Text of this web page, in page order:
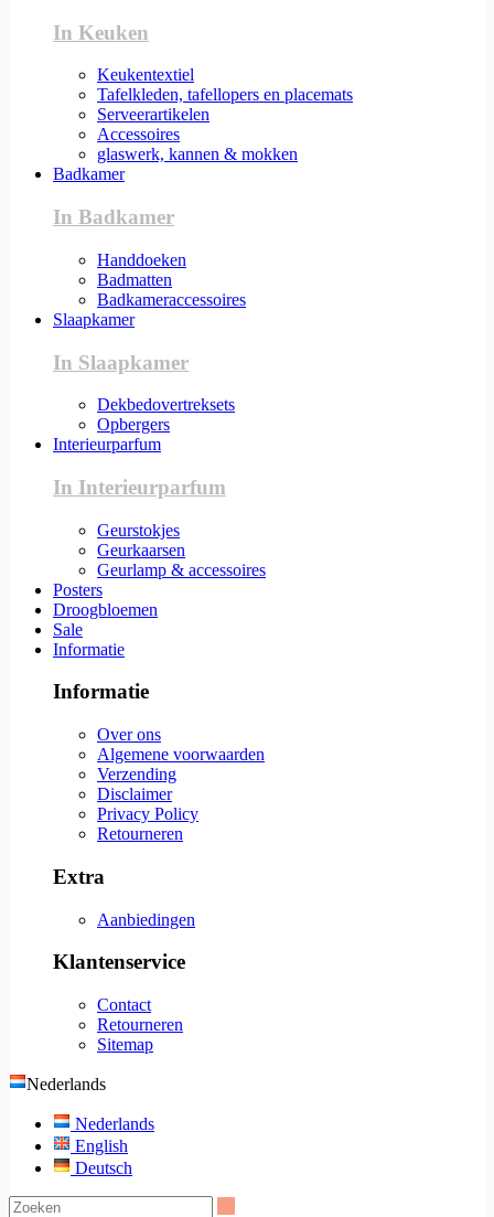
In Keuken
Keukentextiel
Tafelkleden, tafellopers en placemats
Serveerartikelen
Accessoires
glaswerk, kannen & mokken
Badkamer
In Badkamer
Handdoeken
Badmatten
Badkameraccessoires
Slaapkamer
In Slaapkamer
Dekbedovertreksets
Opbergers
Interieurparfum
In Interieurparfum
Geurstokjes
Geurkaarsen
Geurlamp & accessoires
Posters
Droogbloemen
Sale
Informatie
Informatie
Over ons
Algemene voorwaarden
Verzending
Disclaimer
Privacy Policy
Retourneren
Extra
Aanbiedingen
Klantenservice
Contact
Retourneren
Sitemap
Nederlands
Nederlands
English
Deutsch